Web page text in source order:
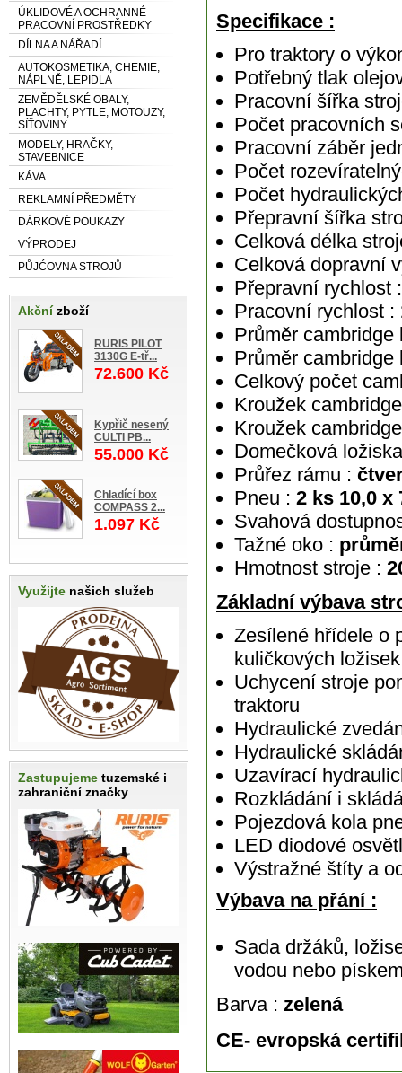
ÚKLIDOVÉ A OCHRANNÉ
PRACOVNÍ PROSTŘEDKY
DÍLNA A NÁŘADÍ
AUTOKOSMETIKA, CHEMIE,
NÁPLNĚ, LEPIDLA
ZEMĚDĚLSKÉ OBALY,
PLACHTY, PYTLE, MOTOUZY,
SÍŤOVINY
MODELY, HRAČKY,
STAVEBNICE
KÁVA
REKLAMNÍ PŘEDMĚTY
DÁRKOVÉ POUKAZY
VÝPRODEJ
PŮJĆOVNA STROJŮ
Akčnízboží
RURIS PILOT
3130G E-tř...
72.600 Kč
Kypřič nesený
CULTI PB...
55.000 Kč
Chladící box
COMPASS 2...
1.097 Kč
Využijte našich služeb
Zastupujeme tuzemské i
zahraniční značky
Specifikace :
Pro traktory o
Potřebný tlak
Pracovní šířka
Počet pracovních
Pracovní záběr
Počet
Počet
Přepravní šířka
Celková délka
Celková dopravní
Přepravní rychlost
Pracovní rychlost :
Průměr
Průměr
Celkový počet
Kroužek
Kroužek
Domečková
Průřez rámu :
Pneu : 2 ks 10,0 x
Svahová
Tažné oko :
Hmotnost stroje :
Základní výbava
Zesílené hřídele o
kuličkových
Uchycení stroje
traktoru
Hydraulické
Hydraulické
Uzavírací
Rozkládání i
Pojezdová kola
LED diodové
Výstražné štíty a
Výbava na přání :
Sada držáků,
vodou nebo
Barva : zelená
CE- evropská